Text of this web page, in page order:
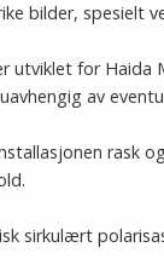
bilder, spesielt
utviklet for
av
rask
sirkulært